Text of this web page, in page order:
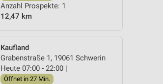
Anzahl Prospekte: 1
12,47 km
Kaufland
Grabenstraße 1, 19061 Schwerin
Heute 07:00 - 22:00 |
Öffnet in 27 Min.